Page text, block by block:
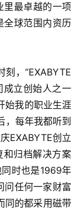
里最卓越的一项
全球范围内资历
，”EXABYTE
成立创始人之一
始我的职业生涯
，每年我都听到
EXABYTE创立
归档解决方案
时也是1969年
问任何一家财富
同的都采用磁带